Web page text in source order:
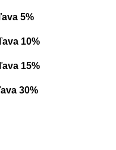
5%
10%
15%
30%